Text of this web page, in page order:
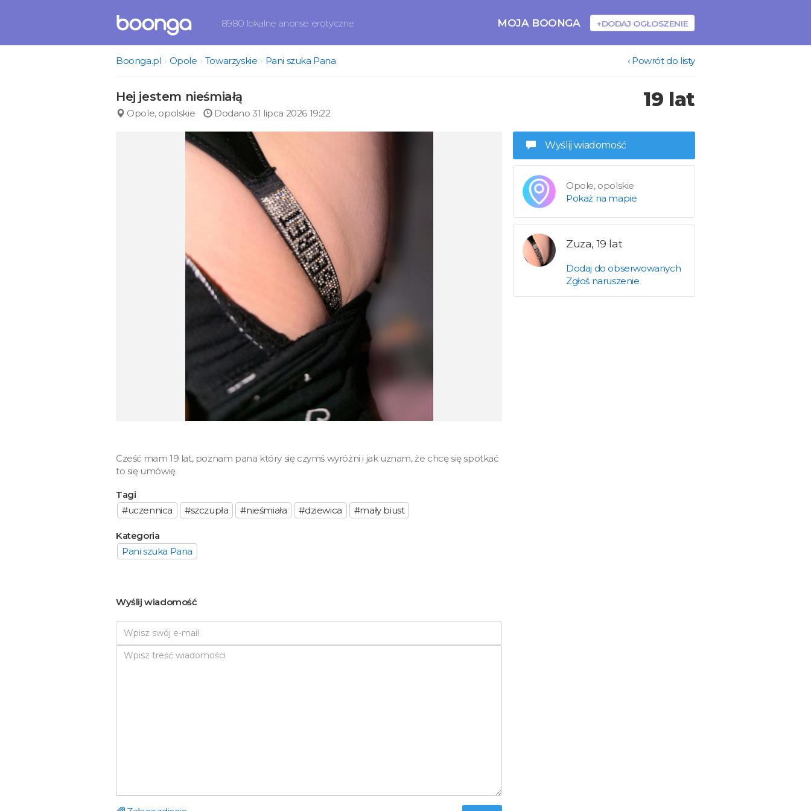
8980 lokalne anonse erotyczne MOJA BOONGA +DODAJ OGŁOSZENIE
Boonga.pl Opole Towarzyskie Pani szuka Pana ‹ Powrót do listy
Hej jestem nieśmiałą
Opole, opolskie Dodano 31 lipca 2026 19:22
19 lat
Cześć mam 19 lat, poznam pana który się czymś wyróżni i jak uznam, że chcę się spotkać
to się umówię
Tagi
#uczennica
#szczupła #nieśmiała #dziewica #mały biust
Kategoria
Pani szuka Pana
Wyślij wiadomość
Wyślij wiadomość
Opole, opolskie
Pokaż na mapie
Zuza, 19 lat
Dodaj do obserwowanych
Zgłoś naruszenie